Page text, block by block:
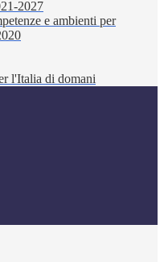
2027
e ambienti per
l'Italia di domani